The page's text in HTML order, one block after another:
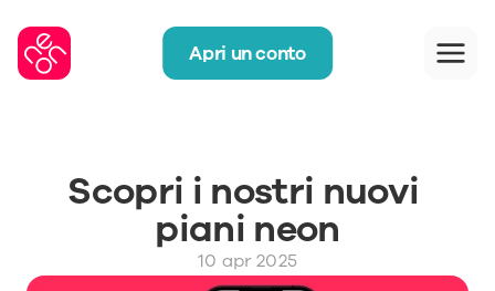
Scopri i nostri nuovi
piani neon
10 apr 2025
Apri un conto